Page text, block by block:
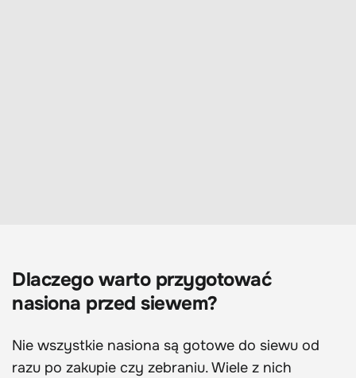
Dlaczego warto przygotować
nasiona przed siewem?
Nie wszystkie nasiona są gotowe do siewu od
razu po zakupie czy zebraniu. Wiele z nich